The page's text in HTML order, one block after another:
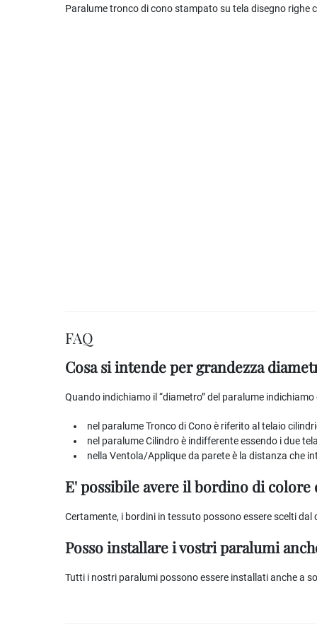
Paralume tronco di cono stampato su tela disegno righe
FAQ
Cosa si intende per grandezza
Quando indichiamo il “diametro” del paralume
nel paralume Tronco di Cono è riferito al telaio
nel paralume Cilindro è indifferente essendo i due
nella Ventola/Applique da parete è la distanza che
E' possibile avere il bordino di colore
Certamente, i bordini in tessuto possono essere scelti
Posso installare i vostri paralumi
Tutti i nostri paralumi possono essere installati anche a